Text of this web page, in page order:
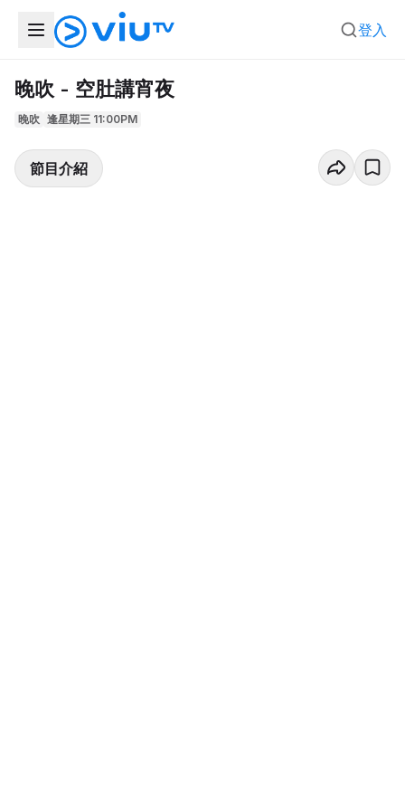
登入
晚吹 - 空肚講宵夜
晚吹 逢星期三 11:00PM
節目介紹